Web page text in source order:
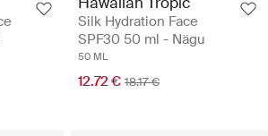
Silk Hydration Face
SPF30 50 ml - Nägu
50 ML
12.72 € 18.17 €